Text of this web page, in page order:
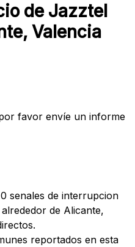
de Jazztel
Valencia
favor envíe un informe
senales de interrupcion
de Alicante,
reportados en esta